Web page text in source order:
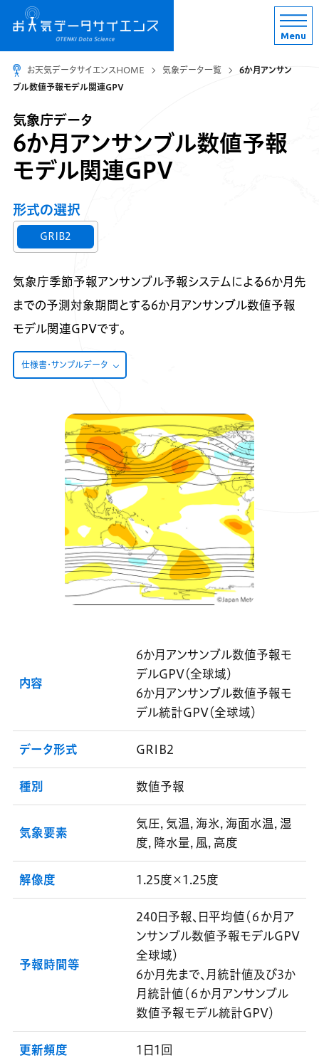
Menu
お天気データサイエンスHOME 気象データ一覧
6か月アンサン
ブル数値予報モデル関連GPV
気象庁データ
6か月アンサンブル数値予報
モデル関連GPV
形式の選択
GRIB2
気象庁季節予報アンサンブル予報システムによる6か月先
までの予測対象期間とする6か月アンサンブル数値予報
モデル関連GPVです。
仕様書・サンプルデータ
内容
6か月アンサンブル数値予報モ
デルGPV（全球域）
6か月アンサンブル数値予報モ
デル統計GPV（全球域）
データ形式 GRIB2
種別 数値予報
気象要素
気圧, 気温, 海氷, 海面水温, 湿
度, 降水量, 風, 高度
解像度 1.25度×1.25度
予報時間等
240日予報、日平均値（６か月ア
ンサンブル数値予報モデルGPV
全球域）
6か月先まで、月統計値及び3か
月統計値（６か月アンサンブル
数値予報モデル統計GPV）
更新頻度 1日1回